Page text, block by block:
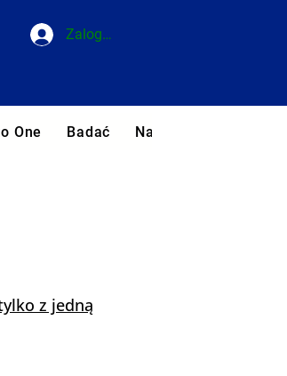
Zaloguj się
One Badać Najlepsze hotele w
z jedną